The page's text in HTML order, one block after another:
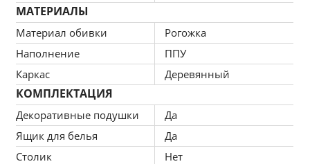
Обивка: рогожка
Наполнитель: ППУ
В комплекте: 2 подушки
Материал каркаса: массив хвойных пород, ДВП
Ящик для белья: есть
МАТЕРИАЛЫ
Материал обивки
Рогожка
Наполнение
ППУ
Каркас
Деревянный
КОМПЛЕКТАЦИЯ
Декоративные подушки
Да
Ящик для белья
Да
Столик
Нет